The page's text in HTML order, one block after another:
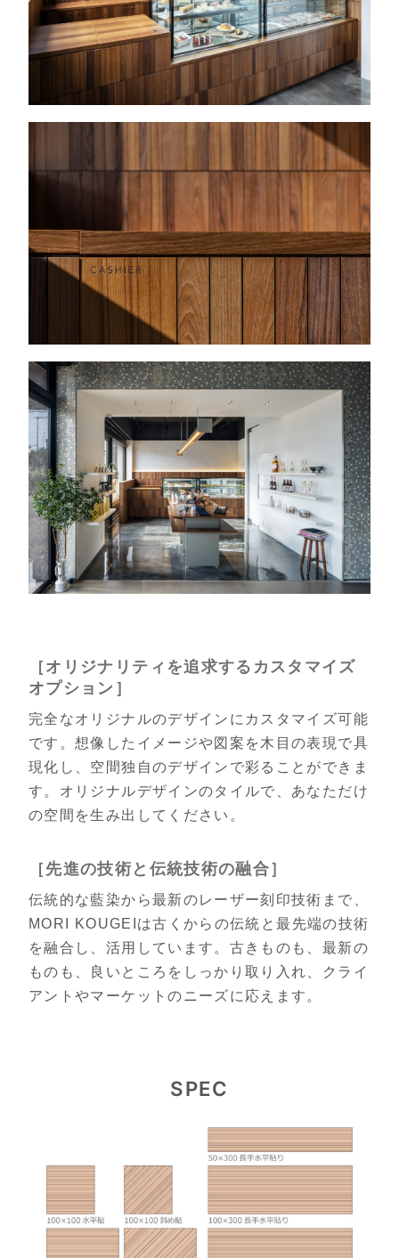
［オリジナリティを追求するカスタマイズ
オプション］
完全なオリジナルのデザインにカスタマイズ可能
です。想像したイメージや図案を木目の表現で具
現化し、空間独自のデザインで彩ることができま
す。オリジナルデザインのタイルで、あなただけ
の空間を生み出してください。
［先進の技術と伝統技術の融合］
伝統的な藍染から最新のレーザー刻印技術まで、
MORI KOUGEIは古くからの伝統と最先端の技術
を融合し、活用しています。古きものも、最新の
ものも、良いところをしっかり取り入れ、クライ
アントやマーケットのニーズに応えます。
SPEC